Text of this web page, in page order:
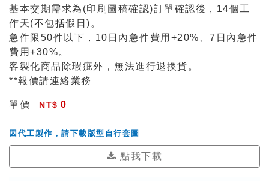
基本交期需求為(印刷圖稿確認)訂單確認後，14個工
作天(不包括假日)。
急件限50件以下，10日內急件費用+20%、7日內急件
費用+30%。
客製化商品除瑕疵外，無法進行退換貨。
**報價請連絡業務
單價 0
因代工製作，請下載版型自行套圖
點我下載